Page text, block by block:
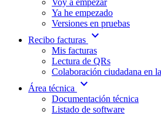
Ya he empezado
Versiones en pruebas
Recibo facturas expand_more
Mis facturas
Lectura de QRs
Colaboración ciudadana en
Área técnica
expand_more
Documentación técnica
Listado de software